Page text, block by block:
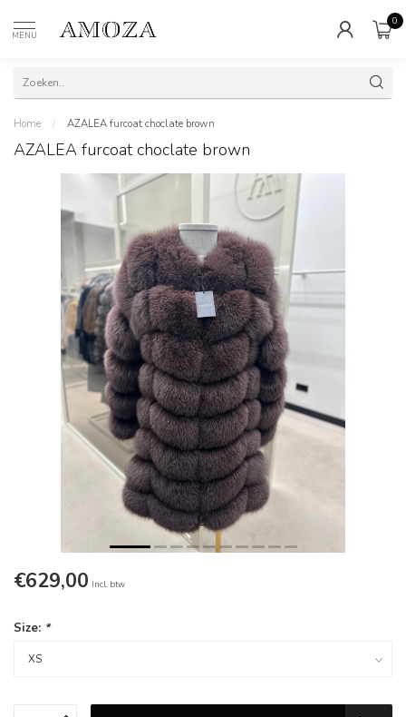
MENU
0
Home / AZALEA furcoat choclate brown
AZALEA furcoat choclate brown
€629,00 Incl. btw
Size: *